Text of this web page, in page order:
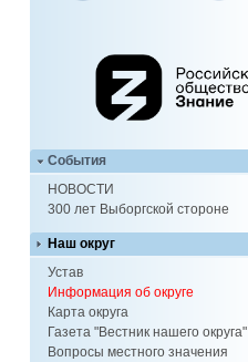
События
НОВОСТИ
300 лет Выборгской стороне
Наш округ
Устав
Информация об округе
Карта округа
Газета "Вестник нашего округа"
Вопросы местного значения